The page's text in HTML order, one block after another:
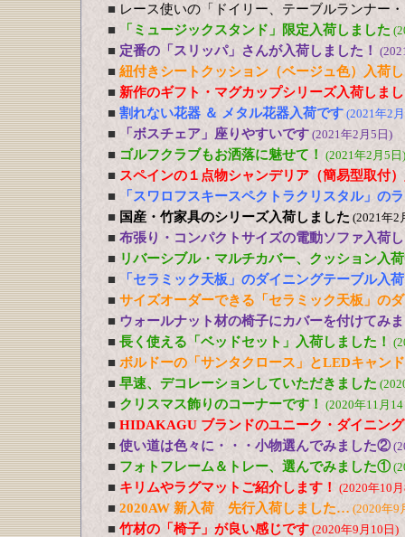
■ レース使いの「ドイリー、テーブルランナー
■
「ミュージックスタンド」限定入荷しました
■ 定番の「スリッパ」さんが入荷しました！
■ 紐付きシートクッション（ベージュ色）入荷
■ 新作のギフト・マグカップシリーズ入荷しま
■ 割れない花器 ＆ メタル花器入荷です (2021年2
■ 「ボスチェア」座りやすいです (2021年2月5日)
■ ゴルフクラブもお洒落に魅せて！ (2021年2月5日)
■ スペインの１点物シャンデリア（簡易型取付
■
「スワロフスキースペクトラクリスタル」の
■ 国産・竹家具のシリーズ入荷しました (2021年2
■ 布張り・コンパクトサイズの電動ソファ入荷
■ リバーシブル・マルチカバー、クッション入
■
「セラミック天板」のダイニングテーブル入
■ サイズオーダーできる「セラミック天板」の
■ ウォールナット材の椅子にカバーを付けてみ
■ 長く使える「ベッドセット」入荷しました！
■ ボルドーの「サンタクロース」とLEDキャン
■ 早速、デコレーションしていただきました
■ クリスマス飾りのコーナーです！ (2020年11月
■ HIDAKAGU ブランドのユニーク・ダイニン
■ 使い道は色々に・・・小物選んでみました②
■ フォトフレーム＆トレー、選んでみました①
■ キリムやラグマットご紹介します！ (2020年10
■ 2020AW 新入荷 先行入荷しました… (2020年9
■ 竹材の「椅子」が良い感じです (2020年9月10日)